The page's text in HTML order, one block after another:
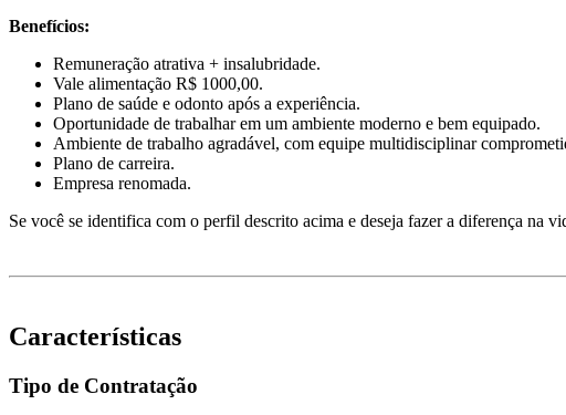
Benefícios:
Remuneração atrativa + insalubridade.
Vale alimentação R$ 1000,00.
Plano de saúde e odonto após a experiência.
Oportunidade de trabalhar em um ambiente moderno e bem equipado.
Ambiente de trabalho agradável, com equipe multidisciplinar
Plano de carreira.
Empresa renomada.
Se você se identifica com o perfil descrito acima e deseja fazer a diferença na
Características
Tipo de Contratação